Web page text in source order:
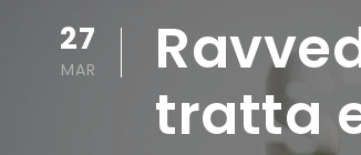
27
MAR
tratta